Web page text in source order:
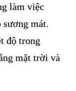
làm việc
sương mát.
độ trong
mặt trời và